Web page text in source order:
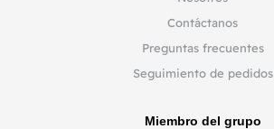
Contáctanos
Preguntas frecuentes
Seguimiento de pedidos
Miembro del grupo